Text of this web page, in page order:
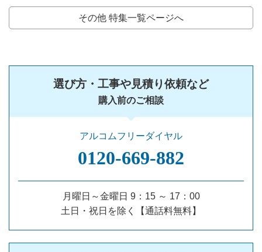
その他 特集一覧ページへ
選び方・工事や見積り依頼など
購入前のご相談
アルコムフリーダイヤル
0120‐669‐882
月曜日～金曜日 9：15 ～ 17：00
土日・祝日を除く【通話料無料】